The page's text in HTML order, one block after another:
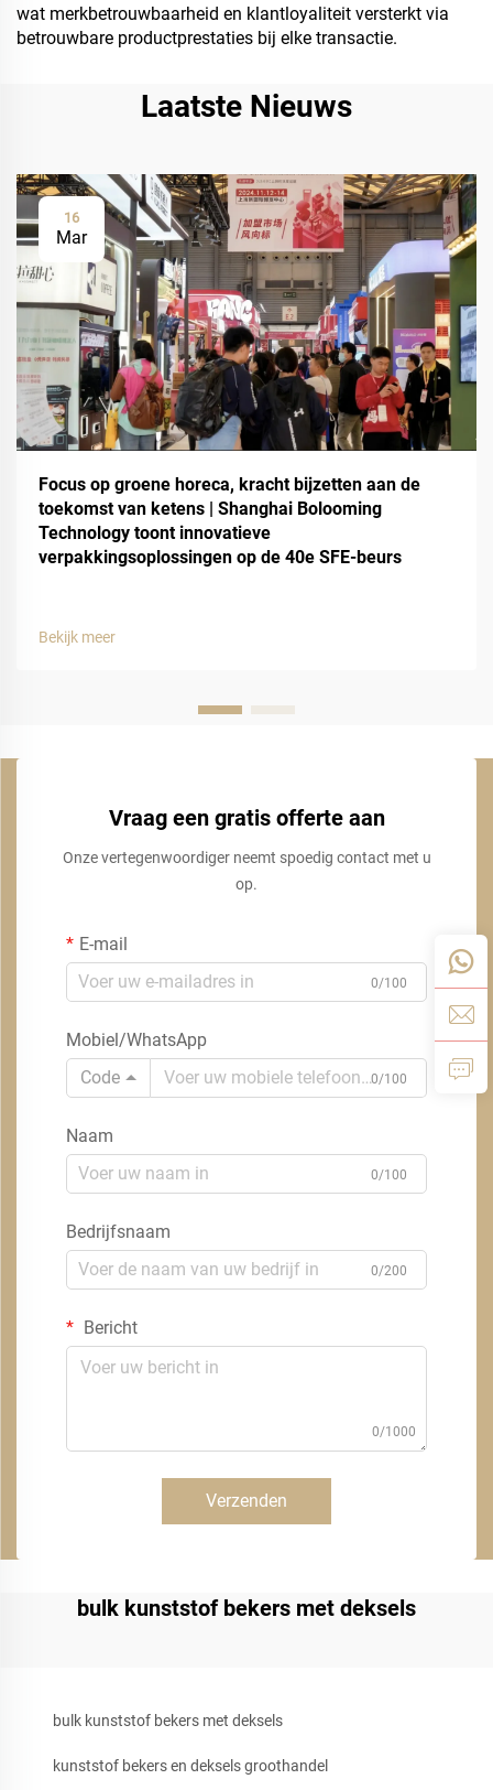
wat merkbetrouwbaarheid en klantloyaliteit versterkt via
betrouwbare productprestaties bij elke transactie.
Laatste Nieuws
16
Mar
Focus op groene horeca, kracht bijzetten aan de
toekomst van ketens | Shanghai Bolooming
Technology toont innovatieve
verpakkingsoplossingen op de 40e SFE-beurs
Bekijk meer
Vraag een gratis offerte aan
Onze vertegenwoordiger neemt spoedig contact met u
op.
E-mail
0/100
Mobiel/WhatsApp
Code
0/100
Naam
0/100
Bedrijfsnaam
0/200
Bericht
0/1000
Verzenden
bulk kunststof bekers met deksels
bulk kunststof bekers met deksels
kunststof bekers en deksels groothandel